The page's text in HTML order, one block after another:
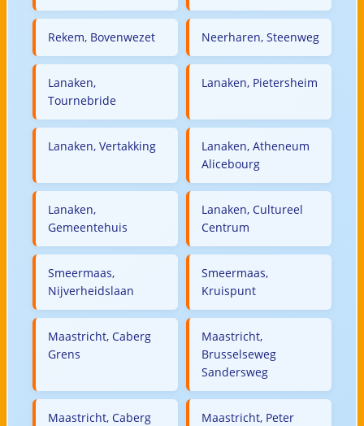
Rekem, Bovenwezet Neerharen, Steenweg
Lanaken,
Tournebride
Lanaken, Pietersheim
Lanaken, Vertakking
Lanaken, Atheneum
Alicebourg
Lanaken,
Gemeentehuis
Lanaken, Cultureel
Centrum
Smeermaas,
Nijverheidslaan
Smeermaas,
Kruispunt
Maastricht, Caberg
Grens
Maastricht,
Brusselseweg
Sandersweg
Maastricht, Caberg
Maastricht, Peter